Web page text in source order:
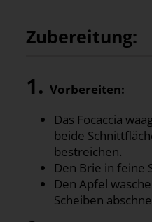
Zubereitung:
1. Vorbereiten:
Das Focaccia
beide
bestreichen.
Den Brie in feine
Den Apfel
Scheiben